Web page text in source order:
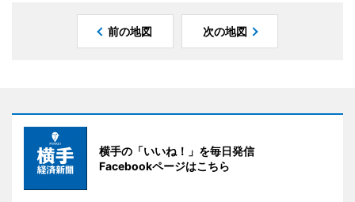
前の地図 次の地図
横手の「いいね！」を毎日発信
Facebookページはこちら